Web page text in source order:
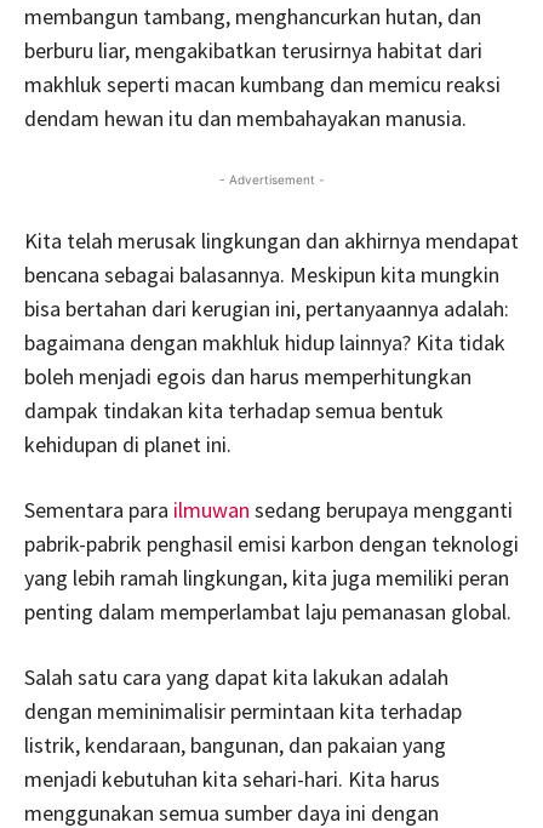
membangun tambang, menghancurkan hutan, dan
berburu liar, mengakibatkan terusirnya habitat dari
makhluk seperti macan kumbang dan memicu reaksi
dendam hewan itu dan membahayakan manusia.
- Advertisement -
Kita telah merusak lingkungan dan akhirnya mendapat
bencana sebagai balasannya. Meskipun kita mungkin
bisa bertahan dari kerugian ini, pertanyaannya adalah:
bagaimana dengan makhluk hidup lainnya? Kita tidak
boleh menjadi egois dan harus memperhitungkan
dampak tindakan kita terhadap semua bentuk
kehidupan di planet ini.
Sementara para ilmuwan sedang berupaya mengganti
pabrik-pabrik penghasil emisi karbon dengan teknologi
yang lebih ramah lingkungan, kita juga memiliki peran
penting dalam memperlambat laju pemanasan global.
Salah satu cara yang dapat kita lakukan adalah
dengan meminimalisir permintaan kita terhadap
listrik, kendaraan, bangunan, dan pakaian yang
menjadi kebutuhan kita sehari-hari. Kita harus
menggunakan semua sumber daya ini dengan